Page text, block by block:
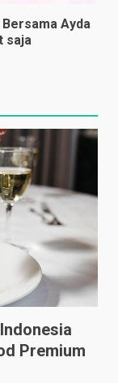
Ayda
saja
Premium